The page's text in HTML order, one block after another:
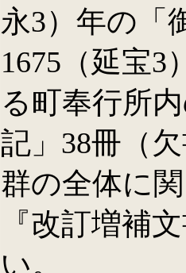
永3）年の「
1675（延宝3
る町奉行所
記」38冊（
群の全体に
『改訂増補
い。